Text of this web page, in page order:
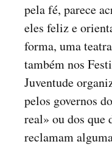
pela fé, parece
eles feliz e
forma, uma
também nos
Juventude
pelos governos
real» ou dos que
reclamam